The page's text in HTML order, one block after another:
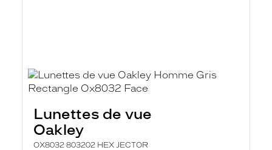
Lunettes de vue
Oakley
OX8032 803202 HEX JECTOR